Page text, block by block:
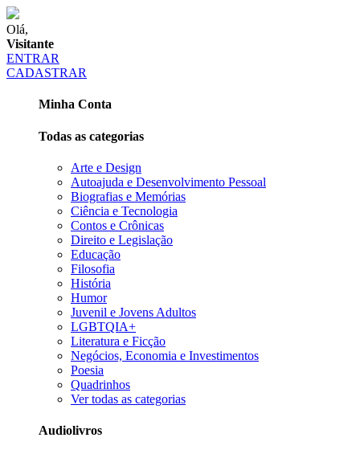
Olá,
Visitante
ENTRAR
CADASTRAR
Minha Conta
Todas as categorias
Arte e Design
Autoajuda e Desenvolvimento Pessoal
Biografias e Memórias
Ciência e Tecnologia
Contos e Crônicas
Direito e Legislação
Educação
Filosofia
História
Humor
Juvenil e Jovens Adultos
LGBTQIA+
Literatura e Ficção
Negócios, Economia e Investimentos
Poesia
Quadrinhos
Ver todas as categorias
Audiolivros